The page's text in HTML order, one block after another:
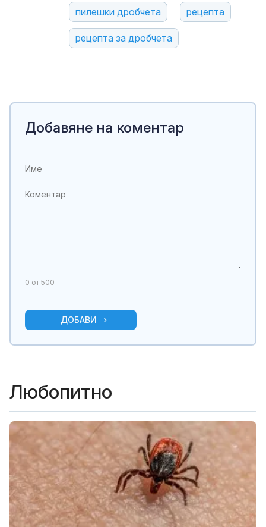
пилешки дробчета рецепта
рецепта за дробчета
Добавяне на коментар
0 от 500
ДОБАВИ
Любопитно